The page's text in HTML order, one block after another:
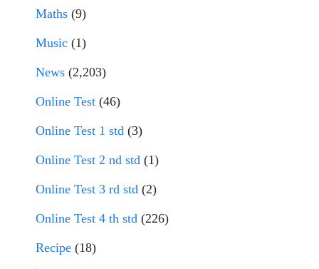
Maths (9)
Music (1)
News (2,203)
Online Test (46)
Online Test 1 std (3)
Online Test 2 nd std (1)
Online Test 3 rd std (2)
Online Test 4 th std (226)
Recipe (18)